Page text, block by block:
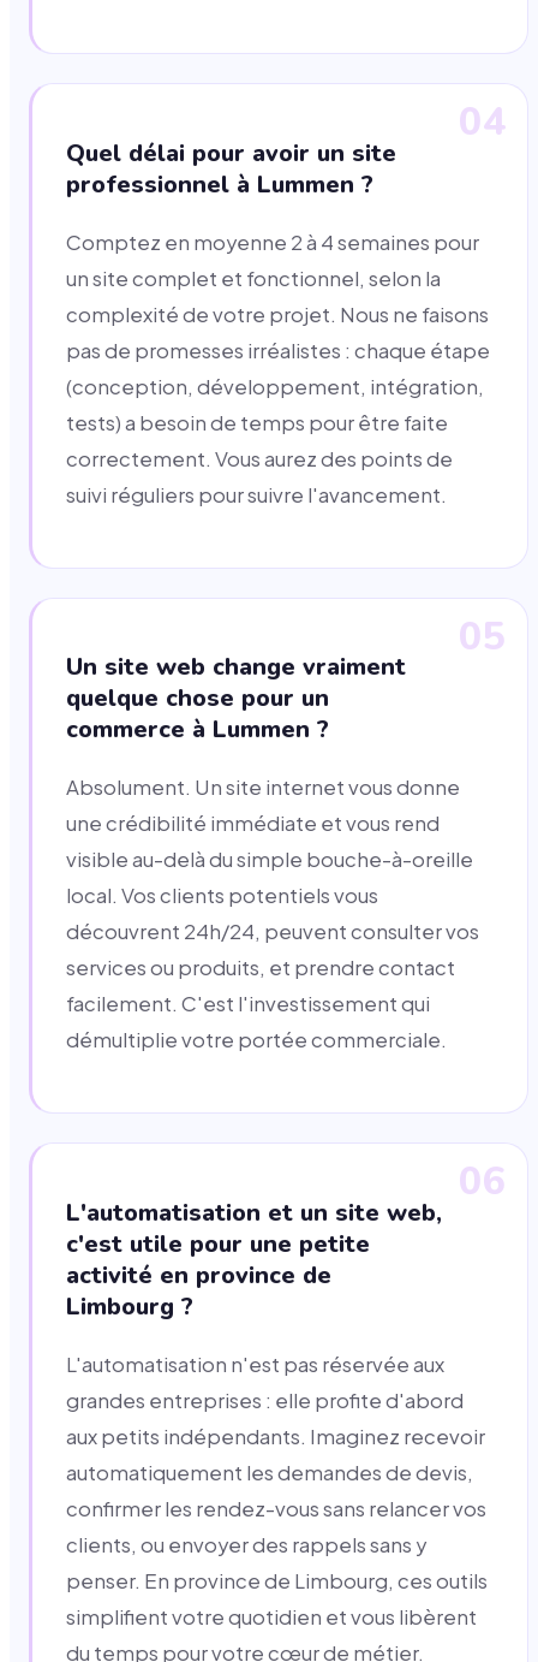
04
Quel délai pour avoir un site
professionnel à Lummen ?
Comptez en moyenne 2 à 4 semaines pour
un site complet et fonctionnel, selon la
complexité de votre projet. Nous ne faisons
pas de promesses irréalistes : chaque étape
(conception, développement, intégration,
tests) a besoin de temps pour être faite
correctement. Vous aurez des points de
suivi réguliers pour suivre l'avancement.
05
Un site web change vraiment
quelque chose pour un
commerce à Lummen ?
Absolument. Un site internet vous donne
une crédibilité immédiate et vous rend
visible au-delà du simple bouche-à-oreille
local. Vos clients potentiels vous
découvrent 24h/24, peuvent consulter vos
services ou produits, et prendre contact
facilement. C'est l'investissement qui
démultiplie votre portée commerciale.
06
L'automatisation et un site web,
c'est utile pour une petite
activité en province de
Limbourg ?
L'automatisation n'est pas réservée aux
grandes entreprises : elle profite d'abord
aux petits indépendants. Imaginez recevoir
automatiquement les demandes de devis,
confirmer les rendez-vous sans relancer vos
clients, ou envoyer des rappels sans y
penser. En province de Limbourg, ces outils
simplifient votre quotidien et vous libèrent
du temps pour votre cœur de métier.